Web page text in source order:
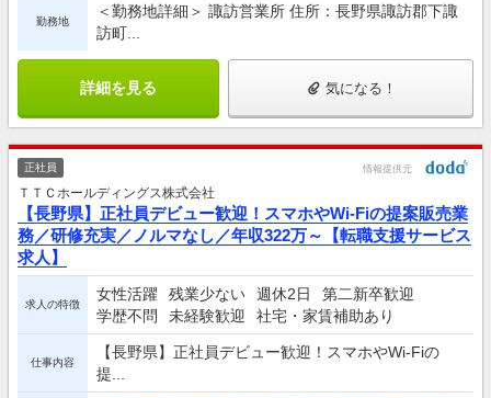
勤務地
＜勤務地詳細＞ 諏訪営業所 住所：長野県諏訪郡下諏
訪町...
詳細を見る 気になる！
正社員 情報提供元
ＴＴＣホールディングス株式会社
【長野県】正社員デビュー歓迎！スマホやWi-Fiの提案販売業
務／研修充実／ノルマなし／年収322万～【転職支援サービス
求人】
求人の特徴
女性活躍 残業少ない 週休2日
第二新卒歓迎
学歴不問
未経験歓迎 社宅・家賃補助あり
仕事内容
【長野県】正社員デビュー歓迎！スマホやWi-Fiの
提...